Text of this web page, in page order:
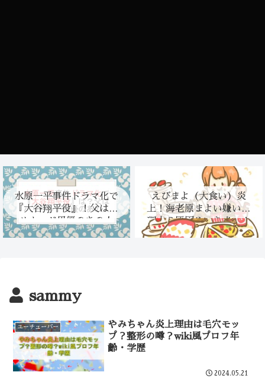
水原一平事件ドラマ化で
『大谷翔平役』！父はハ
リウッド男優のあの人
えびまよ（大食い）炎
上！海老原まよい嫌いな
理由？原因やいきさつ！
sammy
ユーチューバー
やみちゃん炎上理由は毛穴モッ
プ？整形の噂？wiki風プロフ年
齢・学歴
2024.05.21